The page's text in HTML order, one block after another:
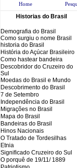
Home
Historias do Brasil
Demografia do Brasil
Como surgiu o nome Brasil
historia do Brasil
História do Açúcar Brasileiro
Como hastear bandeira
Descobridor do Cruzeiro do
Sul
Moedas do Brasil e Mundo
Descobrimento do Brasil
7 de Setembro
Independência do Brasil
Migrações no Brasil
Mapa do Brasil
Bandeiras do Brasil
Hinos Nacionais
O Tratado de Tordesilhas
Etnia
Significado Cruzeiro do Sul
O porquê de 19/11/ 1889